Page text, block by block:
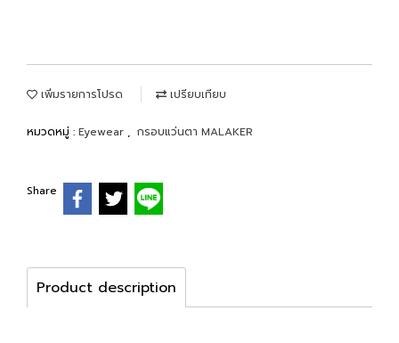
เพิ่มรายการโปรด เปรียบเทียบ
หมวดหมู่ : Eyewear , กรอบแว่นตา MALAKER
Share
Product description